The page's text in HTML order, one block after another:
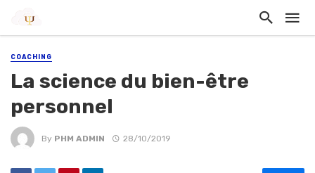
COACHING
La science du bien-être
personnel
By PHM ADMIN 28/10/2019